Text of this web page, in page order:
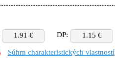
1.91 € DP: 1.15 €
Súhrn charakteristických vlastností